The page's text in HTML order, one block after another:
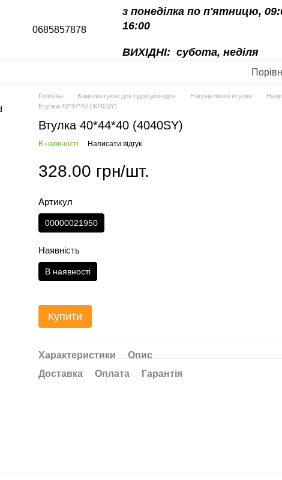
0685857878
з понеділка по п'ятницю,
16:00
ВИХІДНІ: субота, неділя
Головна Комплектуючі для гідроциліндрів Направляючі втулки
Втулка 40*44*40 (4040SY)
Втулка 40*44*40 (4040SY)
В наявності Написати відгук
328.00 грн/шт.
Артикул
00000021950
Наявність
В наявності
Купити
Характеристики
Опис
Доставка
Оплата Гарантія